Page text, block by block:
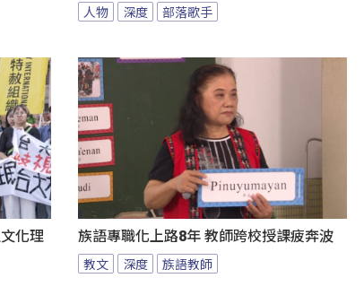
人物 深度 部落歌手
化理
族語專職化上路8年 教師跨校授課疲奔波
教文 深度 族語教師